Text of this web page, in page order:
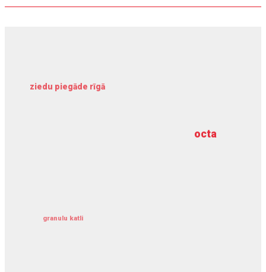
octa
ziedu piegāde rīgā
granulu katli
dziļurbums